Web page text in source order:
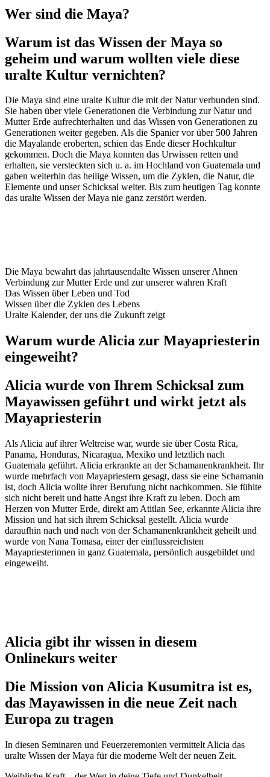
Wer sind die Maya?
Warum ist das Wissen der Maya so
geheim und warum wollten viele diese
uralte Kultur vernichten?
Die Maya sind eine uralte Kultur die mit der Natur verbunden sind.
Sie haben über viele Generationen die Verbindung zur Natur und
Mutter Erde aufrechterhalten und das Wissen von Generationen zu
Generationen weiter gegeben. Als die Spanier vor über 500 Jahren
die Mayalande eroberten, schien das Ende dieser Hochkultur
gekommen. Doch die Maya konnten das Urwissen retten und
erhalten, sie versteckten sich u. a. im Hochland von Guatemala und
gaben weiterhin das heilige Wissen, um die Zyklen, die Natur, die
Elemente und unser Schicksal weiter. Bis zum heutigen Tag konnte
das uralte Wissen der Maya nie ganz zerstört werden.
Die Maya bewahrt das jahrtausendalte Wissen unserer Ahnen
Verbindung zur Mutter Erde und zur unserer wahren Kraft
Das Wissen über Leben und Tod
Wissen über die Zyklen des Lebens
Uralte Kalender, der uns die Zukunft zeigt
Warum wurde Alicia zur Mayapriesterin
eingeweiht?
Alicia wurde von Ihrem Schicksal zum
Mayawissen geführt und wirkt jetzt als
Mayapriesterin
Als Alicia auf ihrer Weltreise war, wurde sie über Costa Rica,
Panama, Honduras, Nicaragua, Mexiko und letztlich nach
Guatemala geführt. Alicia erkrankte an der Schamanenkrankheit. Ihr
wurde mehrfach von Mayapriestern gesagt, dass sie eine Schamanin
ist, doch Alicia wollte ihrer Berufung nicht nachkommen. Sie fühlte
sich nicht bereit und hatte Angst ihre Kraft zu leben. Doch am
Herzen von Mutter Erde, direkt am Atitlan See, erkannte Alicia ihre
Mission und hat sich ihrem Schicksal gestellt. Alicia wurde
daraufhin nach und nach von der Schamanenkrankheit geheilt und
wurde von Nana Tomasa, einer der einflussreichsten
Mayapriesterinnen in ganz Guatemala, persönlich ausgebildet und
eingeweiht.
Alicia gibt ihr wissen in diesem
Onlinekurs weiter
Die Mission von Alicia Kusumitra ist es,
das Mayawissen in die neue Zeit nach
Europa zu tragen
In diesen Seminaren und Feuerzeremonien vermittelt Alicia das
uralte Wissen der Maya für die moderne Welt der neuen Zeit.